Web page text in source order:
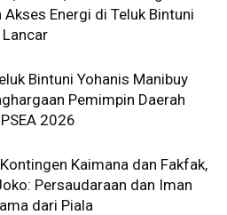
Akses Energi di Teluk Bintuni
Bintuni Yohanis Manibuy
Pemimpin Daerah
2026
Kaimana dan Fakfak,
Persaudaraan dan Iman
dari Piala